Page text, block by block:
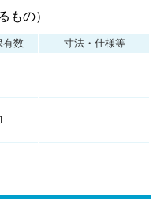
もの）
有数 寸法・仕様等